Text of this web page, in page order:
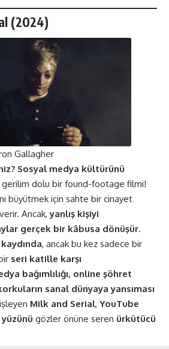
(2024)
Gallagher
Sosyal medya kültürünü
gerilim dolu bir found-footage filmi!
büyütmek için sahte bir cinayet
Ancak,yanlış kişiyi
gerçek bir kâbusa dönüşür.
, ancak bu kez sadece bir
seri katille karşı
bağımlılığı, online şöhret
sanal dünyaya yansıması
Milk and Serial, YouTube
gözler önüne seren ürkütücü